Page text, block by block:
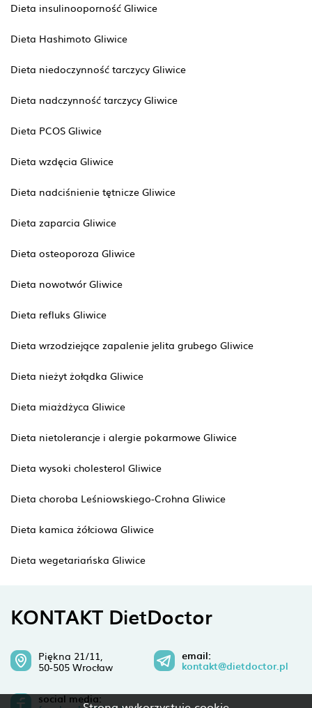
Dieta insulinooporność Gliwice
Dieta Hashimoto Gliwice
Dieta niedoczynność tarczycy Gliwice
Dieta nadczynność tarczycy Gliwice
Dieta PCOS Gliwice
Dieta wzdęcia Gliwice
Dieta nadciśnienie tętnicze Gliwice
Dieta zaparcia Gliwice
Dieta osteoporoza Gliwice
Dieta nowotwór Gliwice
Dieta refluks Gliwice
Dieta wrzodziejące zapalenie jelita grubego Gliwice
Dieta nieżyt żołądka Gliwice
Dieta miażdżyca Gliwice
Dieta nietolerancje i alergie pokarmowe Gliwice
Dieta wysoki cholesterol Gliwice
Dieta choroba Leśniowskiego-Crohna Gliwice
Dieta kamica żółciowa Gliwice
Dieta wegetariańska Gliwice
KONTAKT DietDoctor
Piękna 21/11,
50-505 Wrocław
email:
kontakt@dietdoctor.pl
social media: